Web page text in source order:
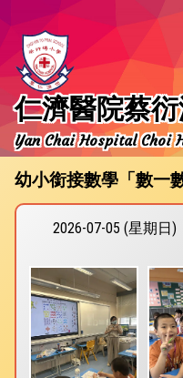
仁濟醫院蔡
Yan Chai Hospital Choi
幼小銜接數學「數一
2026-07-05 (星期日)